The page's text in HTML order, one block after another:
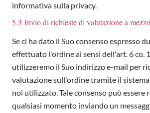
informativa sulla privacy.
5.3 Invio di richieste di valutazione a
Se ci ha dato il Suo consenso espresso
effettuato l'ordine ai sensi dell'art. 6 co.
utilizzeremo il Suo indirizzo e-mail per
valutazione sull'ordine tramite il
noi utilizzato. Tale consenso può essere
qualsiasi momento inviando un